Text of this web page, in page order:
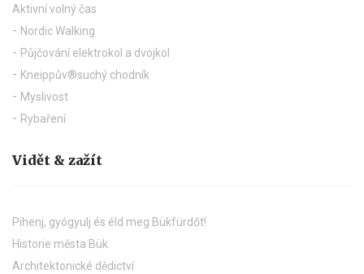
Aktivní volný čas
Nordic Walking
Půjčování elektrokol a dvojkol
Kneippův®suchý chodník
Myslivost
Rybaření
Vidět & zažít
Pihenj, gyógyulj és éld meg Bükfürdőt!
Historie města Bük
Architektonické dědictví